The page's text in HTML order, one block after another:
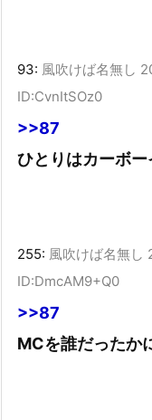
93: 風吹けば名無し
ID:CvnItSOz0
>>87
ひとりはカーボ
255: 風吹けば名無し
ID:DmcAM9+Q0
>>87
MCを誰だったか